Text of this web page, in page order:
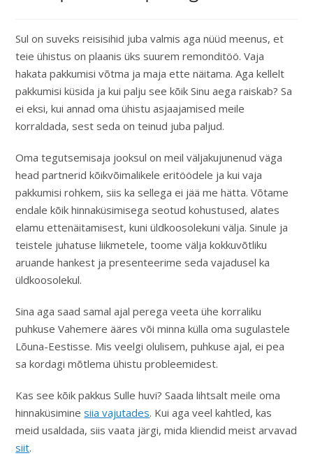
Sul on suveks reisisihid juba valmis aga nüüd meenus, et
teie ühistus on plaanis üks suurem remonditöö. Vaja
hakata pakkumisi võtma ja maja ette näitama. Aga kellelt
pakkumisi küsida ja kui palju see kõik Sinu aega raiskab? Sa
ei eksi, kui annad oma ühistu asjaajamised meile
korraldada, sest seda on teinud juba paljud.
Oma tegutsemisaja jooksul on meil väljakujunenud väga
head partnerid kõikvõimalikele eritöödele ja kui vaja
pakkumisi rohkem, siis ka sellega ei jää me hätta. Võtame
endale kõik hinnaküsimisega seotud kohustused, alates
elamu ettenäitamisest, kuni üldkoosolekuni välja. Sinule ja
teistele juhatuse liikmetele, toome välja kokkuvõtliku
aruande hankest ja presenteerime seda vajadusel ka
üldkoosolekul.
Sina aga saad samal ajal perega veeta ühe korraliku
puhkuse Vahemere ääres või minna külla oma sugulastele
Lõuna-Eestisse. Mis veelgi olulisem, puhkuse ajal, ei pea
sa kordagi mõtlema ühistu probleemidest.
Kas see kõik pakkus Sulle huvi? Saada lihtsalt meile oma
hinnaküsiminesiia vajutades. Kui aga veel kahtled, kas
meid usaldada, siis vaata järgi, mida kliendid meist arvavad
siit.